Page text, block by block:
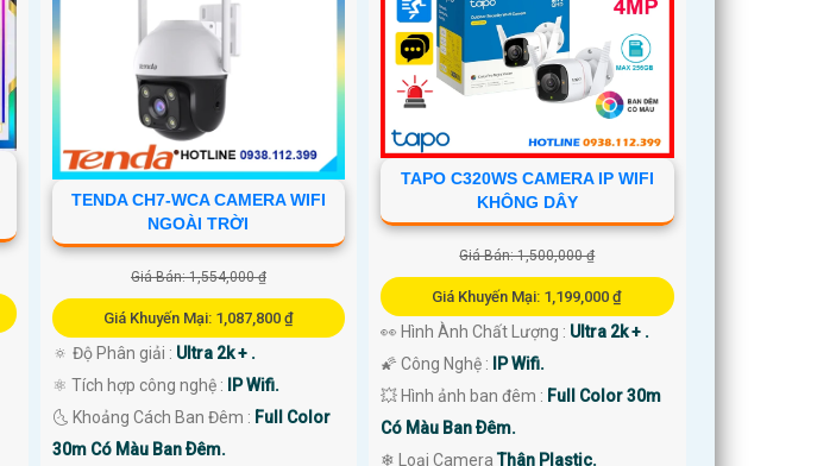
TENDA CH7-WCA CAMERA WIFI
NGOÀI TRỜI
Giá Bán: 1,554,000 ₫
Giá Khuyến Mại: 1,087,800 ₫
🔅 Độ Phân giải : Ultra 2k + .
⚛️ Tích hợp công nghệ :
IP Wifi.
🌜 Khoảng Cách Ban Đêm : Full Color
30m Có Màu Ban Ðêm.
TAPO C320WS CAMERA IP WIFI
KHÔNG DÂY
Giá Bán: 1,500,000 ₫
Giá Khuyến Mại: 1,199,000 ₫
👀 Hình Ành Chất Lượng : Ultra 2k + .
🌠 Công Nghệ :
IP Wifi.
💥 Hình ảnh ban đêm : Full Color 30m
Có Màu Ban Ðêm.
❄ Loại CameraThân Plastic.